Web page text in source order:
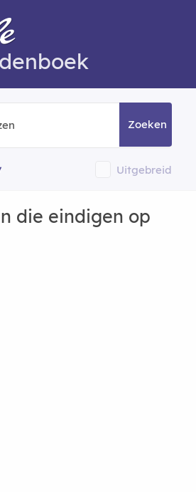
Zoeken
Uitgebreid
die eindigen op